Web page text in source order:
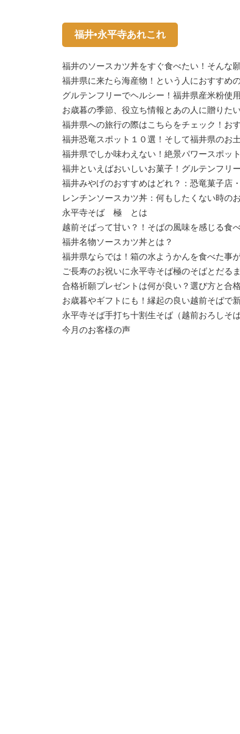
福井•永平寺あれこれ
福井のソースカツ丼をすぐ食べたい！そんな
福井県に来たら海産物！という人におすすめ
グルテンフリーでヘルシー！福井県産米粉使
お歳暮の季節、役立ち情報とあの人に贈りた
福井県への旅行の際はこちらをチェック！お
福井恐竜スポット１０選！そして福井県のお
福井県でしか味わえない！絶景パワースポッ
福井といえばおいしいお菓子！グルテンフリ
福井みやげのおすすめはどれ？：恐竜菓子店
レンチンソースカツ丼：何もしたくない時の
永平寺そば 極 とは
越前そばって甘い？！そばの風味を感じる食
福井名物ソースカツ丼とは？
福井県ならでは！箱の水ようかんを食べた事
ご長寿のお祝いに永平寺そば極のそばとだる
合格祈願プレゼントは何が良い？選び方と合
お歳暮やギフトにも！縁起の良い越前そばで
永平寺そば手打ち十割生そば（越前おろしそ
今月のお客様の声